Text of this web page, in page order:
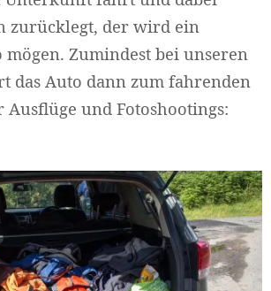
zurücklegt, der wird ein
mögen. Zumindest bei unseren
das Auto dann zum fahrenden
und Fotoshootings: